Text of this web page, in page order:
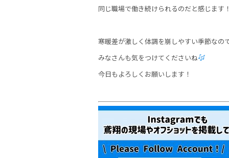
同じ職場で働き続けられるのだと感じます
寒暖差が激しく体調を崩しやすい季節なの
みなさんも気をつけてくださいね
今日もよろしくお願いします！